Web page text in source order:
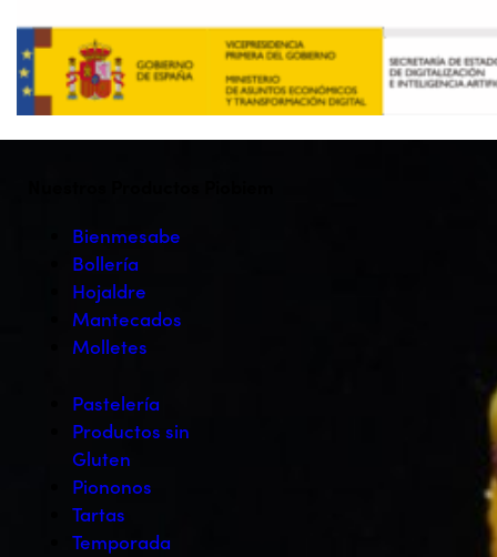
Bienmesabe
Bollería
Hojaldre
Mantecados
Molletes
Pastelería
Productos sin
Gluten
Piononos
Tartas
Temporada